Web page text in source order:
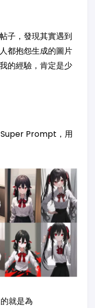
子，發現其實遇到
都抱怨生成的圖片
的經驗，肯定是少
Prompt，用
就是為